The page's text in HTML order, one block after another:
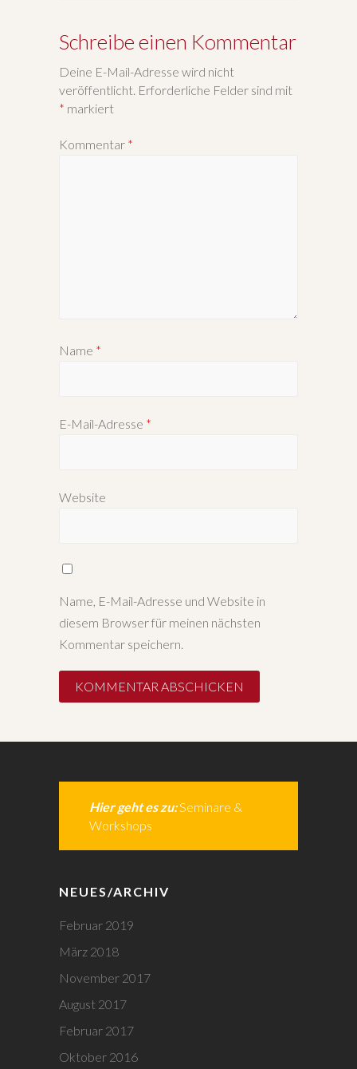
Schreibe einen Kommentar
Deine E-Mail-Adresse wird nicht
veröffentlicht. Erforderliche Felder sind mit
* markiert
Kommentar *
Name *
E-Mail-Adresse *
Website
Name, E-Mail-Adresse und Website in
diesem Browser für meinen nächsten
Kommentar speichern.
Hier geht es zu: Seminare &
Workshops
NEUES/ARCHIV
Februar 2019
März 2018
November 2017
August 2017
Februar 2017
Oktober 2016